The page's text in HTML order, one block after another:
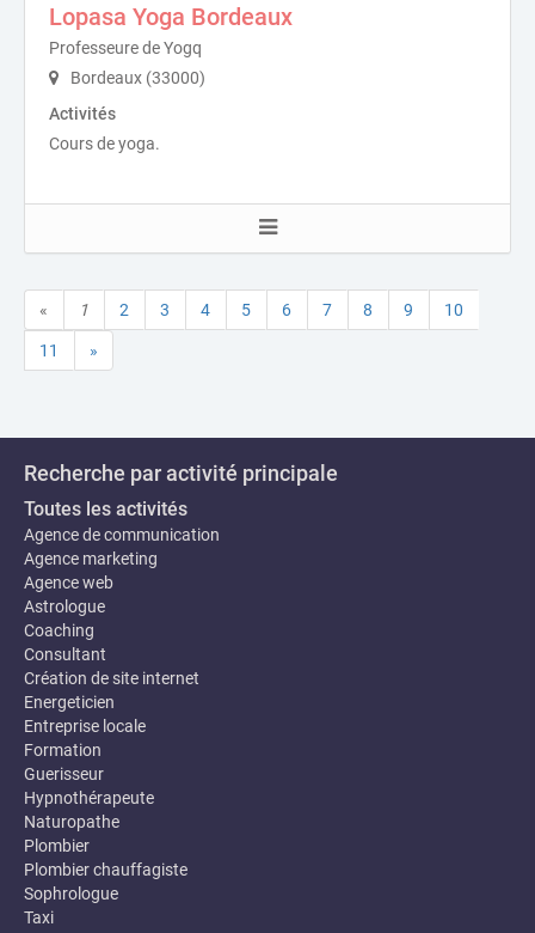
Lopasa Yoga Bordeaux
Professeure de Yogq
Bordeaux (33000)
Activités
Cours de yoga.
« 1 2 3 4 5 6 7 8 9 10
11 »
Recherche par activité principale
Toutes les activités
Agence de communication
Agence marketing
Agence web
Astrologue
Coaching
Consultant
Création de site internet
Energeticien
Entreprise locale
Formation
Guerisseur
Hypnothérapeute
Naturopathe
Plombier
Plombier chauffagiste
Sophrologue
Taxi